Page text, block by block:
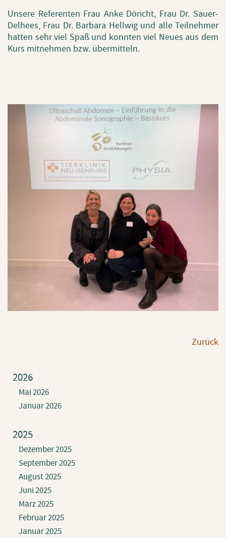
Un­se­re Re­fe­ren­ten Frau Anke Dö­richt, Frau Dr. Sau­er-
Del­hees, Frau Dr. Bar­ba­ra Hell­wig und alle Teil­neh­mer
hat­ten sehr viel Spaß und konn­ten viel Neues aus dem
Kurs mit­neh­men bzw. über­mit­teln.
Zu­rück
2026
Mai 2026
Januar 2026
2025
Dezember 2025
September 2025
August 2025
Juni 2025
März 2025
Februar 2025
Januar 2025